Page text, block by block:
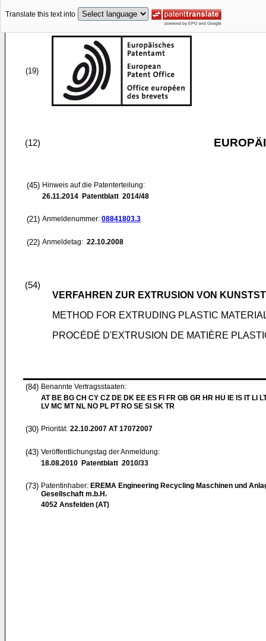
Translate this text into
(19)
(12)
(45) Hinweis auf die Patenterteilung:
26.11.2014 Patentblatt 2014/48
(21) Anmeldenummer: 08841803.3
(22) Anmeldetag: 22.10.2008
(54)
VERFAHREN ZUR EXTRUSION VON
METHOD FOR EXTRUDING PLASTIC
PROCÉDÉ D'EXTRUSION DE MATIÈRE
(84) Benannte Vertragsstaaten:
AT BE BG CH CY CZ DE DK EE ES FI FR GB GR HR HU IE IS IT LI
LV MC MT NL NO PL PT RO SE SI SK TR
(30) Priorität: 22.10.2007 AT 17072007
(43) Veröffentlichungstag der Anmeldung:
18.08.2010 Patentblatt 2010/33
(73) Patentinhaber: EREMA Engineering Recycling Maschinen und
Gesellschaft m.b.H.
4052 Ansfelden (AT)